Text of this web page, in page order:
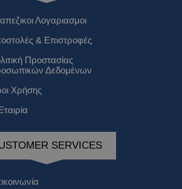
Λογαριασμοι
& Επιστροφές
Προστασίας
Δεδομένων
Χρήσης
SERVICES